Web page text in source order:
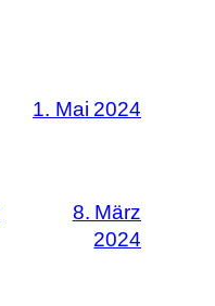
1. Mai 2024
8. März
2024